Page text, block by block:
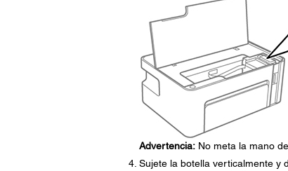
Advertencia:No meta la mano
Sujete la botella verticalmente y